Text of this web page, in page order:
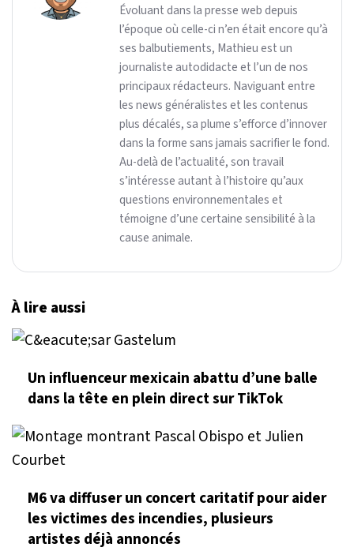
Évoluant dans la presse web depuis
l’époque où celle-ci n’en était encore qu’à
ses balbutiements, Mathieu est un
journaliste autodidacte et l’un de nos
principaux rédacteurs. Naviguant entre
les news généralistes et les contenus
plus décalés, sa plume s’efforce d’innover
dans la forme sans jamais sacrifier le fond.
Au-delà de l’actualité, son travail
s’intéresse autant à l’histoire qu’aux
questions environnementales et
témoigne d’une certaine sensibilité à la
cause animale.
À lire aussi
Un influenceur mexicain abattu d’une balle
dans la tête en plein direct sur TikTok
M6 va diffuser un concert caritatif pour aider
les victimes des incendies, plusieurs
artistes déjà annoncés